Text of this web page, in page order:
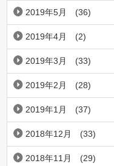
2019年5月 (36)
2019年4月 (2)
2019年3月 (33)
2019年2月 (28)
2019年1月 (37)
2018年12月 (33)
2018年11月 (29)